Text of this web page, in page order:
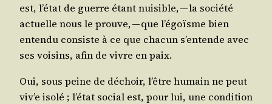
est, l’é­tat de guerre étant nui­sible, — la socié­té
actuelle nous le prouve, — que l’é­goïsme bien
enten­du consiste à ce que cha­cun s’en­tende avec
ses voi­sins, afin de vivre en paix.
Oui, sous peine de déchoir, l’être humain ne peut
viv’e iso­lé ; l’é­tat social est, pour lui, une condi­tion